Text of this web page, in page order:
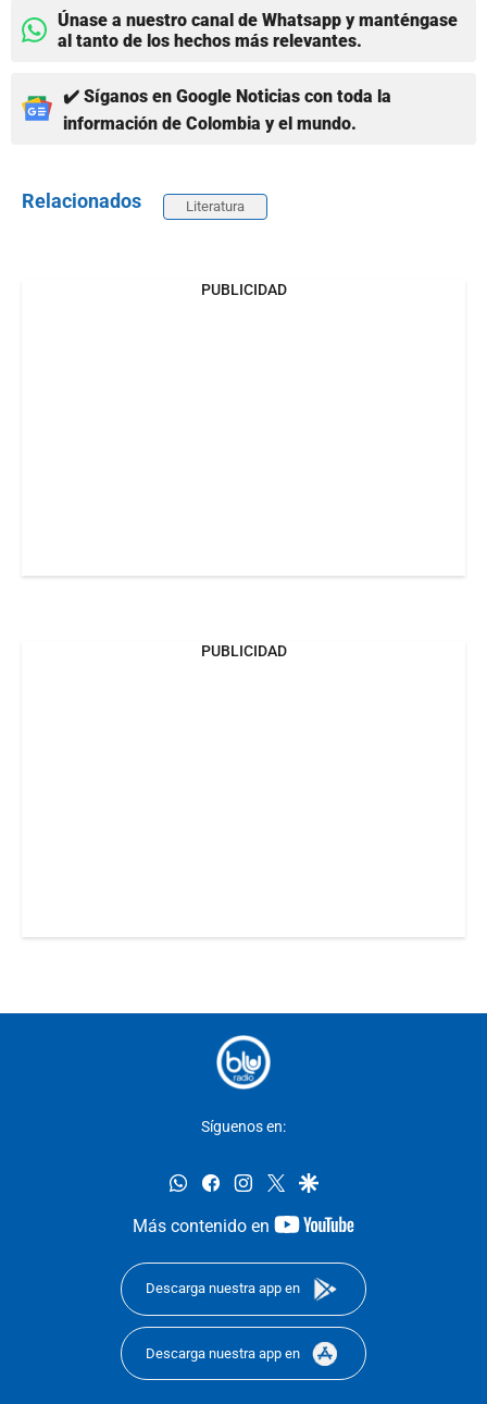
Únase a nuestro canal de Whatsapp y manténgase
al tanto de los hechos más relevantes.
✔️ Síganos en Google Noticias con toda la
información de Colombia y el mundo.
Relacionados Literatura
PUBLICIDAD
PUBLICIDAD
Síguenos en:
whatsappfacebookinstagram
twittergoogle
Más contenido en
youtube-
Descarga nuestra app en
Descarga nuestra app en